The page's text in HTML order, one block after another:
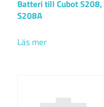
Batteri till Cubot S208,
S208A
Läs mer